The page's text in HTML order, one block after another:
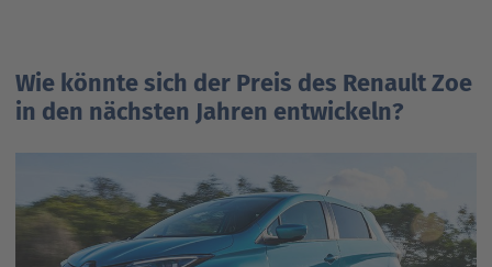
Wie könnte sich der Preis des Renault Zoe
in den nächsten Jahren entwickeln?